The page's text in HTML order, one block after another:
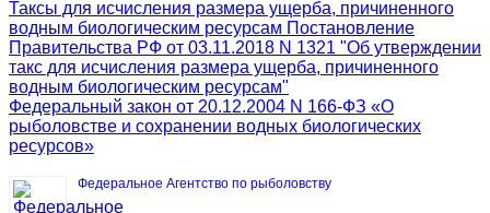
Таксы для исчисления размера ущерба, причиненного
водным биологическим ресурсам Постановление
Правительства РФ от 03.11.2018 N 1321 "Об утверждении
такс для исчисления размера ущерба, причиненного
водным биологическим ресурсам"
Федеральный закон от 20.12.2004 N 166-ФЗ «О
рыболовстве и сохранении водных биологических
ресурсов»
Федеральное Агентство по рыболовству